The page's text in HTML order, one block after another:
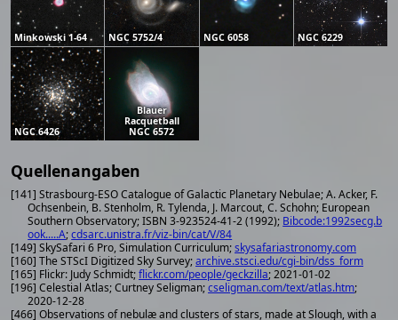
Minkowski 1-64 NGC 5752/4 NGC 6058 NGC 6229
NGC 6426
Blauer
Racquetball
NGC 6572
Quellenangaben
[141] Strasbourg-ESO Catalogue of Galactic Planetary Nebulae; A. Acker, F.
Ochsenbein, B. Stenholm, R. Tylenda, J. Marcout, C. Schohn; European
Southern Observatory; ISBN 3-923524-41-2 (1992); Bibcode:1992secg.b
ook.....A;cdsarc.unistra.fr/viz-bin/cat/V/84
[149] SkySafari 6 Pro, Simulation Curriculum;skysafariastronomy.com
[160] The STScI Digitized Sky Survey;archive.stsci.edu/cgi-bin/dss_form
[165] Flickr: Judy Schmidt;flickr.com/people/geckzilla; 2021-01-02
[196] Celestial Atlas; Curtney Seligman;cseligman.com/text/atlas.htm;
2020-12-28
[466] Observations of nebulæ and clusters of stars, made at Slough, with a